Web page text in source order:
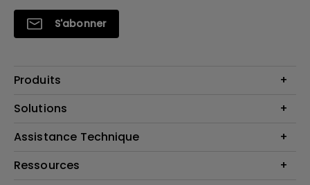
S'abonner
Produits
Vidéoprojecteurs
Éclairage
Haut-parleur
Solutions
Business Display
Assistance Technique
Contactez-nous par téléphone
Ressources